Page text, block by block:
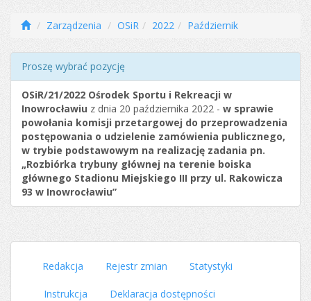
Zarządzenia OSiR 2022 Październik
Proszę wybrać pozycję
OSiR/21/2022 Ośrodek Sportu i Rekreacji w
Inowrocławiu z dnia 20 października 2022 - w sprawie
powołania komisji przetargowej do przeprowadzenia
postępowania o udzielenie zamówienia publicznego,
w trybie podstawowym na realizację zadania pn.
„Rozbiórka trybuny głównej na terenie boiska
głównego Stadionu Miejskiego III przy ul. Rakowicza
93 w Inowrocławiu”
Redakcja Rejestr zmian Statystyki
Instrukcja Deklaracja dostępności